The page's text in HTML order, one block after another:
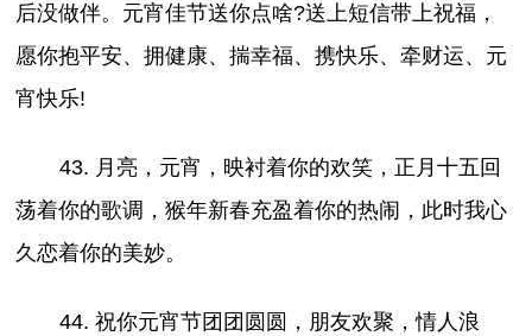
后没做伴。元宵佳节送你点啥?送上短信带上祝福，
愿你抱平安、拥健康、揣幸福、携快乐、牵财运、元
宵快乐!
43. 月亮，元宵，映衬着你的欢笑，正月十五回
荡着你的歌调，猴年新春充盈着你的热闹，此时我心
久恋着你的美妙。
44. 祝你元宵节团团圆圆，朋友欢聚，情人浪